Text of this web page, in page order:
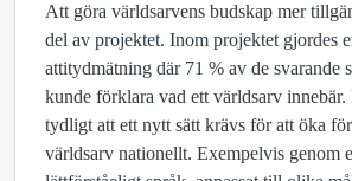
Att göra världsarvens budskap mer
del av projektet. Inom projektet gjordes
attitydmätning där 71 % av de svarande
kunde förklara vad ett världsarv innebär.
tydligt att ett nytt sätt krävs för att öka
världsarv nationellt. Exempelvis genom